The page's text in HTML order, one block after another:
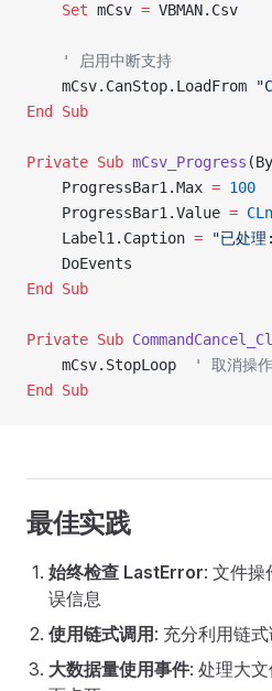
    Set
mCsv = VBMAN.Csv
    ' 启用中断支持
    mCsv.CanStop.LoadFrom
End Sub
Private Sub mCsv_Progress
    ProgressBar1.Max
= 100
    ProgressBar1.Value
=
    Label1.Caption
= "已处
    DoEvents
End Sub
Private Sub
    mCsv.StopLoop
' 取消操作
End Sub
最佳实践
始终检查 LastError: 文件操
误信息
使用链式调用 : 充分利用链
大数据量使用事件: 处理大